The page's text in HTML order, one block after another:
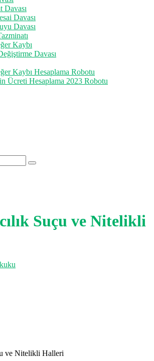
Davası
Davası
Davası
Kaybı
Davası
Kaybı Hesaplama Robotu
Ücreti Hesaplama 2023 Robotu
Suçu ve Nitelikli